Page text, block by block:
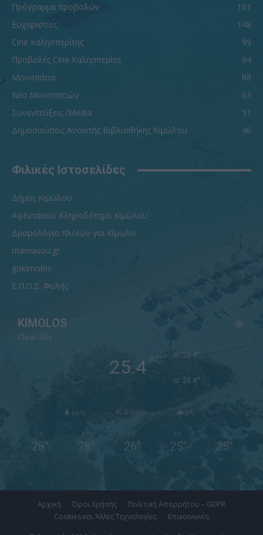
Πρόγραμμα προβολών
161
Ευχαριστίες
148
Cine Καλησπερίτης
99
Προβολές Cine Καλησπερίτη
94
Μονοπάτια
88
Νέα Μονοπατιών
63
Συνεντεύξεις /Media
51
Δημοσιεύσεις Ανοικτής Βιβλιοθήκης Κιμώλου
46
Φιλικές Ιστοσελίδες
Δήμος Κιμώλου
Αφεντάκειο Κληροδότημα Κιμώλου
Δρομολόγια πλοίων για Κίμωλο
mamasou.gr
gokimolos
Ε.Π.Ο.Σ. Φυλής
KIMOLOS
Clear Sky
25.4° C 25.4°
25.4°
66% 4.9m/s 0%
ΣΑ
28°
ΚΥ
28°
ΔΕ
26°
ΤΡ
25°
ΤΕ
25°
Αρχική Όροι Χρήσης
Πολιτική Απορρήτου – GDPR
Cookies και Άλλες Τεχνολογίες
Επικοινωνία